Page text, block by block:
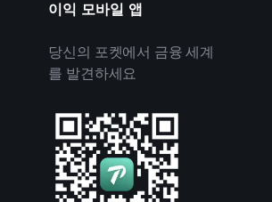
이익 모바일 앱
당신의 포켓에서 금융 세계
를 발견하세요